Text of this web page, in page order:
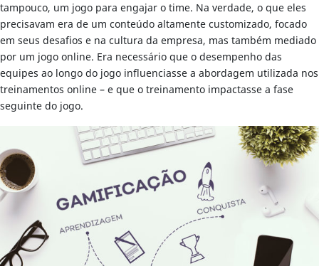
tampouco, um jogo para engajar o time. Na verdade, o que eles
precisavam era de um conteúdo altamente customizado, focado
em seus desafios e na cultura da empresa, mas também mediado
por um jogo online. Era necessário que o desempenho das
equipes ao longo do jogo influenciasse a abordagem utilizada nos
treinamentos online – e que o treinamento impactasse a fase
seguinte do jogo.